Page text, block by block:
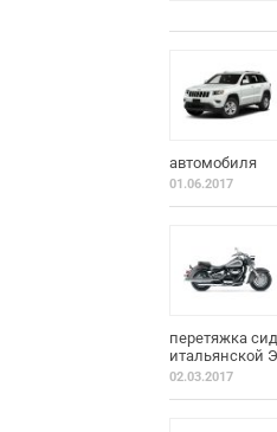
автомобиля
01.06.2017
перетяжка
итальянской
02.03.2017